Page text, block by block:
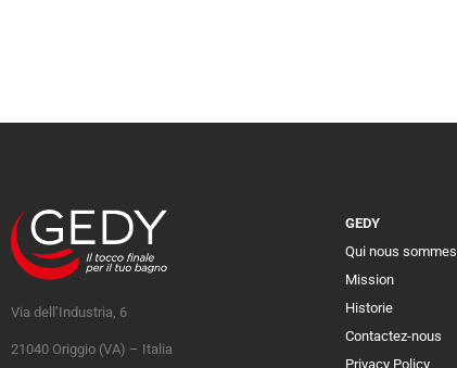
Via dell’Industria, 6
21040 Origgio (VA) – Italia
GEDY
Qui nous sommes
Mission
Historie
Contactez-nous
Privacy Policy